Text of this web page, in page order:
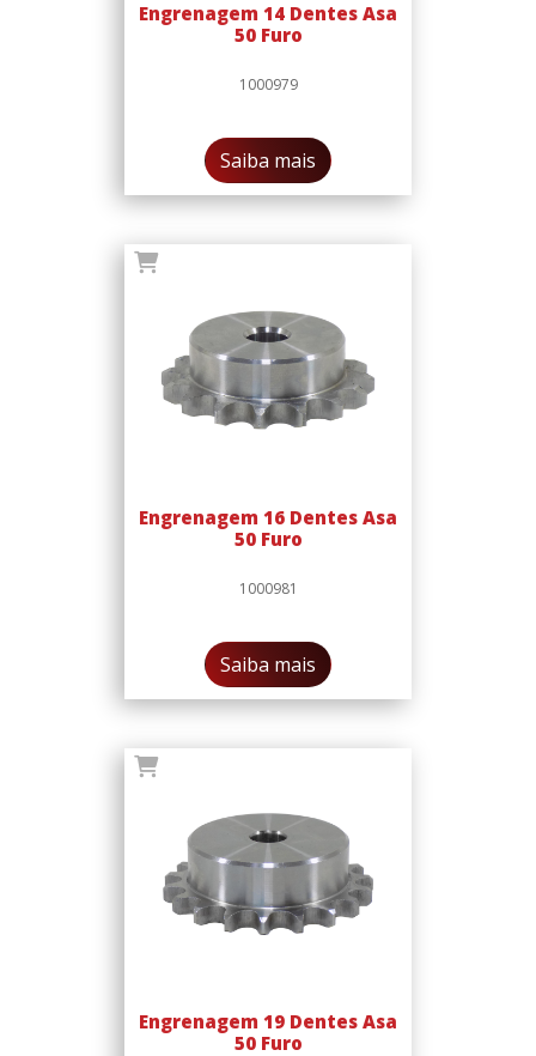
Engrenagem 14 Dentes Asa
50 Furo
1000979
Saiba mais
Engrenagem 16 Dentes Asa
50 Furo
1000981
Saiba mais
Engrenagem 19 Dentes Asa
50 Furo